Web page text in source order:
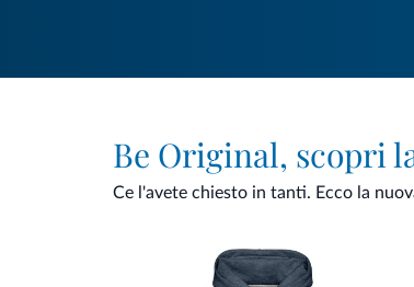
Be Original, scopri
Ce l'avete chiesto in tanti. Ecco la